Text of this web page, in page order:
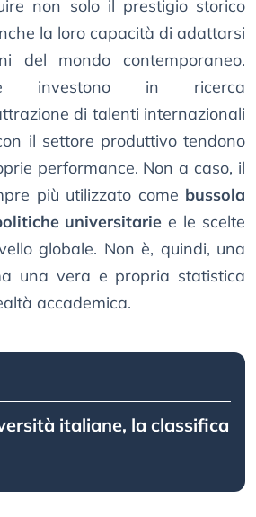
non solo il prestigio storico
la loro capacità di adattarsi
del mondo contemporaneo.
investono in ricerca
di talenti internazionali
il settore produttivo tendono
performance. Non a caso, il
più utilizzato come bussola
universitarie e le scelte
globale. Non è, quindi, una
una vera e propria statistica
accademica.
italiane, la classifica